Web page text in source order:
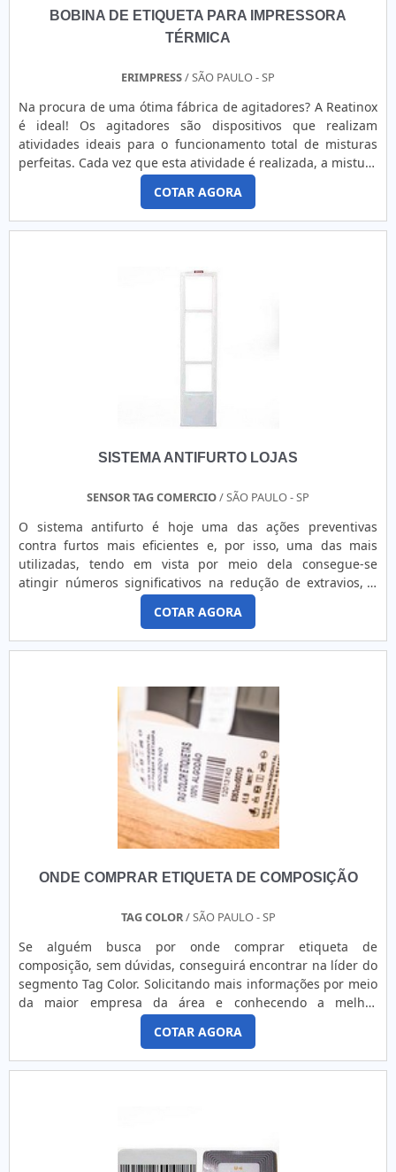
BOBINA DE ETIQUETA PARA IMPRESSORA
TÉRMICA
ERIMPRESS/ SÃO PAULO - SP
Na procura de uma ótima fábrica de agitadores? A Reatinox
é ideal! Os agitadores são dispositivos que realizam
atividades ideais para o funcionamento total de misturas
perfeitas. Cada vez que esta atividade é realizada, a mistura
se torna mais homogênea e ideal para diversos tipos de
tipos: - Agitadores magnéticos: Usados para os setores de
cosmética e farmacêuticas, que realizam ativi....
COTAR AGORA
SISTEMA ANTIFURTO LOJAS
SENSOR TAG COMERCIO/ SÃO PAULO - SP
O sistema antifurto é hoje uma das ações preventivas
contra furtos mais eficientes e, por isso, uma das mais
utilizadas, tendo em vista por meio dela consegue-se
atingir números significativos na redução de extravios, o
que se reflete de maneira positiva de outras maneiras em
um determinado negócio. Por exemplo, com a segurança de
um sistema antifurto, o empresário dispõe da segurança
necessária para expor com tranquilidade qualquer que seja
COTAR AGORA
ONDE COMPRAR ETIQUETA DE COMPOSIÇÃO
TAG COLOR/ SÃO PAULO - SP
Se alguém busca por onde comprar etiqueta de
composição, sem dúvidas, conseguirá encontrar na líder do
segmento Tag Color. Solicitando mais informações por meio
da maior empresa da área e conhecendo a melhor
referência em qualidade.ALGUNS DETALHES SOBRE ONDE
COMPRAR ETIQUETA DE COMPOSIÇÃOQuem procura por
onde comprar etiqueta de composição em uma empresa
segura, acha o site da Tag Color. Com grande know-how
composição, deve-se descartar empresas que não tenham
COTAR AGORA